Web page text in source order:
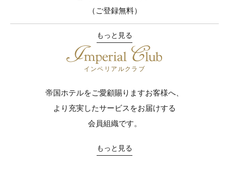
（ご登録無料）
もっと見る
インペリアルクラブ
帝国ホテルをご愛顧賜りますお客様へ、
より充実したサービスをお届けする
会員組織です。
もっと見る